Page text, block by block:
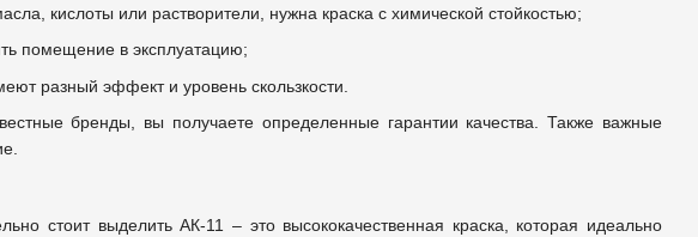
кислоты или растворители, нужна краска с химической стойкостью;
помещение в эксплуатацию;
разный эффект и уровень скользкости.
бренды, вы получаете определенные гарантии качества. Также важные
стоит выделить АК-11 – это высококачественная краска, которая идеально